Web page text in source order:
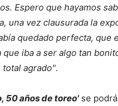
Espero que hayamos
una vez clausurada la
quedado perfecta, que
iba a ser algo tan
total agrado".
50 años de toreo'se